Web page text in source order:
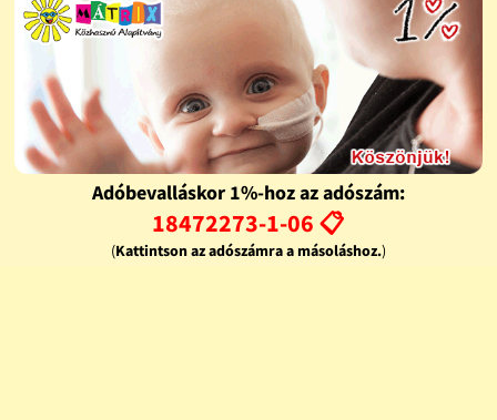
Adóbevalláskor 1%-hoz az adószám:
18472273-1-06 📋
(Kattintson az adószámra a másoláshoz.)